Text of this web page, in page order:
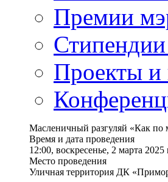
Премии
Проекты и
Масленичный разгуляй «Как по
Время и дата проведения
12:00, воскресенье, 2 марта 2025
Место проведения
Уличная территория ДК